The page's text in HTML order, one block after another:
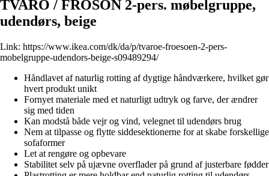
TVARÖ / FRÖSÖN 2-pers. møbelgruppe,
udendørs, beige
Link: https://www.ikea.com/dk/da/p/tvaroe-froesoen-2-pers-
mobelgruppe-udendors-beige-s09489294/
Håndlavet af naturlig rotting af dygtige håndværkere, hvilket gør
hvert produkt unikt
Fornyet materiale med et naturligt udtryk og farve, der ændrer
sig med tiden
Kan modstå både vejr og vind, velegnet til udendørs brug
Nem at tilpasse og flytte siddesektionerne for at skabe forskellige
sofaformer
Let at rengøre og opbevare
Stabilitet selv på ujævne overflader på grund af justerbare fødder